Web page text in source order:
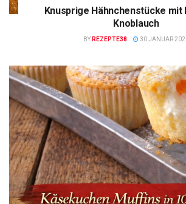
Knusprige Hähnchenstücke mit
Knoblauch
BY REZEPTE38 30 JANUAR